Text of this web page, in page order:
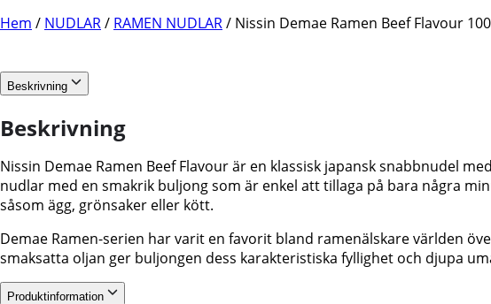
Hem / NUDLAR/ RAMEN NUDLAR/ Nissin Demae Ramen Beef Flavour
Beskrivning
Beskrivning
Nissin Demae Ramen Beef Flavour är en klassisk japansk snabbnudel
nudlar med en smakrik buljong som är enkel att tillaga på bara några
såsom ägg, grönsaker eller kött.
Demae Ramen-serien har varit en favorit bland ramenälskare världen
smaksatta oljan ger buljongen dess karakteristiska fyllighet och djupa
Produktinformation